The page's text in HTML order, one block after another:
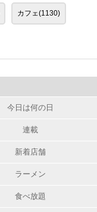
カフェ(1130)
今日は何の日
連載
新着店舗
ラーメン
食べ放題